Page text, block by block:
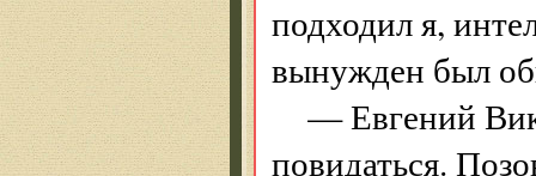
подходил я,
вынужден был
— Евгений
повидаться.